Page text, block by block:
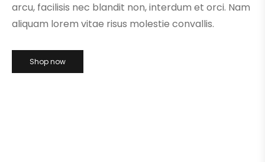
arcu, facilisis nec blandit non, interdum et orci. Nam
aliquam lorem vitae risus molestie convallis.
Shop now